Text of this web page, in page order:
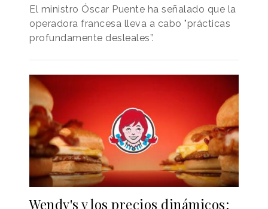
El ministro Óscar Puente ha señalado que la
operadora francesa lleva a cabo "prácticas
profundamente desleales”.
Wendy's y los precios dinámicos: